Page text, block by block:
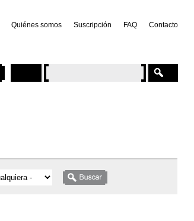
Quiénes somos Suscripción FAQ Contacto